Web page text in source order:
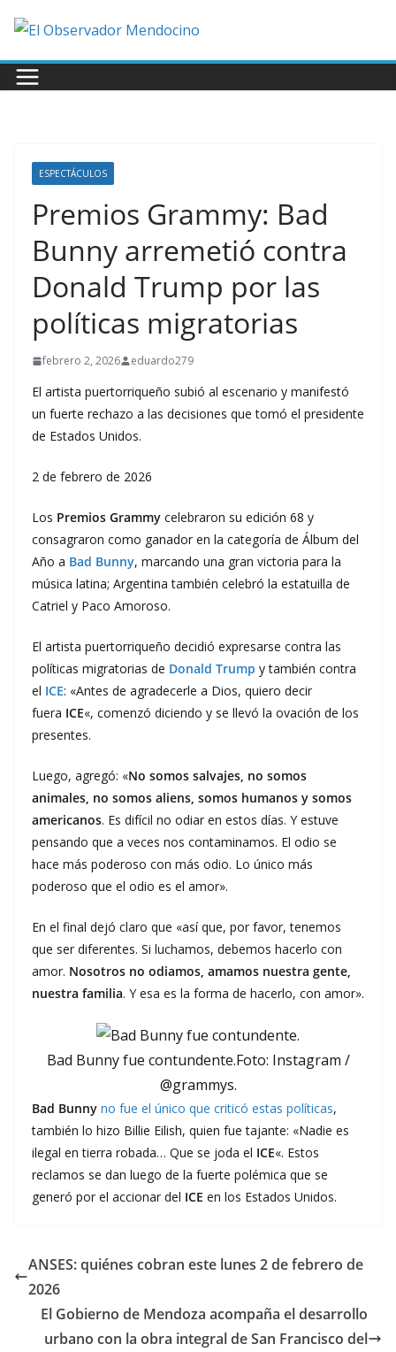
contenido
ESPECTÁCULOS
Premios Grammy: Bad
Bunny arremetió contra
Donald Trump por las
políticas migratorias
febrero 2, 2026 eduardo279
El artista puertorriqueño subió al escenario y manifestó
un fuerte rechazo a las decisiones que tomó el presidente
de Estados Unidos.
2 de febrero de 2026
Los Premios Grammy celebraron su edición 68 y
consagraron como ganador en la categoría de Álbum del
Año a Bad Bunny, marcando una gran victoria para la
música latina; Argentina también celebró la estatuilla de
Catriel y Paco Amoroso.
El artista puertorriqueño decidió expresarse contra las
políticas migratorias de Donald Trump y también contra
el ICE: «Antes de agradecerle a Dios, quiero decir
fuera ICE«, comenzó diciendo y se llevó la ovación de los
presentes.
Luego, agregó: «No somos salvajes, no somos
animales, no somos aliens, somos humanos y somos
americanos. Es difícil no odiar en estos días. Y estuve
pensando que a veces nos contaminamos. El odio se
hace más poderoso con más odio. Lo único más
poderoso que el odio es el amor».
En el final dejó claro que «así que, por favor, tenemos
que ser diferentes. Si luchamos, debemos hacerlo con
amor. Nosotros no odiamos, amamos nuestra gente,
nuestra familia. Y esa es la forma de hacerlo, con amor».
Bad Bunny fue contundente.Foto: Instagram /
@grammys.
Bad Bunny no fue el único que criticó estas políticas,
también lo hizo Billie Eilish, quien fue tajante: «Nadie es
ilegal en tierra robada… Que se joda el ICE«. Estos
reclamos se dan luego de la fuerte polémica que se
generó por el accionar del ICE en los Estados Unidos.
ANSES: quiénes cobran este lunes 2 de febrero de
2026
El Gobierno de Mendoza acompaña el desarrollo
urbano con la obra integral de San Francisco del